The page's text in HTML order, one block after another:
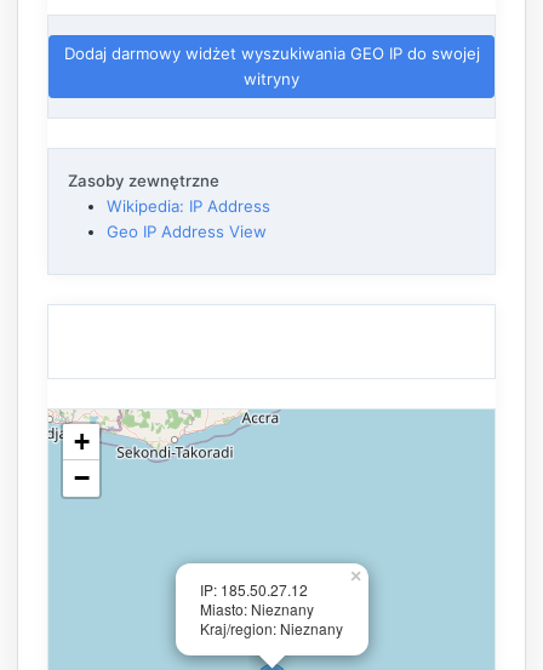
Dodaj darmowy widżet wyszukiwania GEO IP do swojej
witryny
Zasoby zewnętrzne
Wikipedia: IP Address
Geo IP Address View
IP: 185.50.27.12
Miasto: Nieznany
Kraj/region: Nieznany
×
+
−